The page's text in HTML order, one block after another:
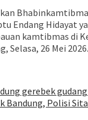
Endang Hidayat
kamtibmas di
Selasa, 26 Mei 2026.
gerebek
Bandung, Polisi